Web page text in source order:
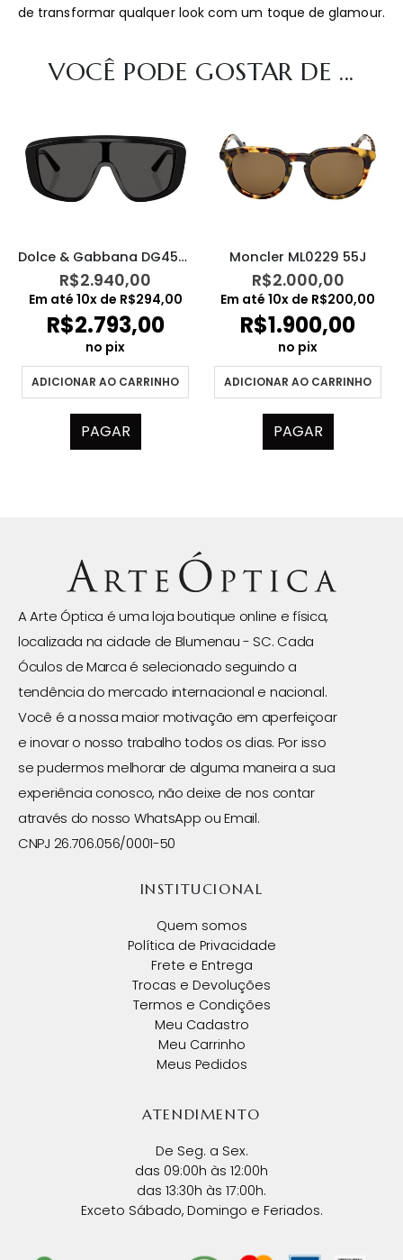
de transformar qualquer look com um toque de glamour.
VOCÊ PODE GOSTAR DE ...
Dolce & Gabbana DG4520 501/87
R$2.940,00
Em até 10x de R$294,00
R$2.793,00
no pix
ADICIONAR AO CARRINHO
PAGAR
Moncler ML0229 55J
R$2.000,00
Em até 10x de R$200,00
R$1.900,00
no pix
ADICIONAR AO CARRINHO
PAGAR
A Arte Óptica é uma loja boutique online e física,
localizada na cidade de Blumenau - SC. Cada
Óculos de Marca é selecionado seguindo a
tendência do mercado internacional e nacional.
Você é a nossa maior motivação em aperfeiçoar
e inovar o nosso trabalho todos os dias. Por isso
se pudermos melhorar de alguma maneira a sua
experiência conosco, não deixe de nos contar
através do nosso WhatsApp ou Email.
CNPJ 26.706.056/0001-50
INSTITUCIONAL
Quem somos
Política de Privacidade
Frete e Entrega
Trocas e Devoluções
Termos e Condições
Meu Cadastro
Meu Carrinho
Meus Pedidos
ATENDIMENTO
De Seg. a Sex.
das 09:00h às 12:00h
das 13:30h às 17:00h.
Exceto Sábado, Domingo e Feriados.